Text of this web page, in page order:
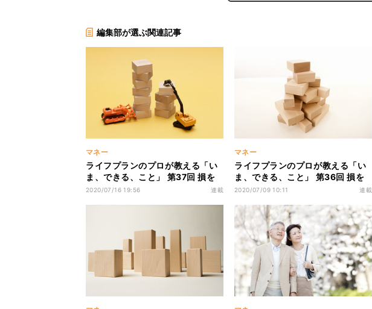
編集部が選ぶ関連記事
マネー
ライフプランのプロが教える「い
ま、できる、こと」 第37回 損を
しそうで怖いから投資に躊躇して
2020/07/16 19:56 連載
マネー
ライフプランのプロが教える「い
ま、できる、こと」 第36回 損を
しそうで怖いから投資に躊躇して
どうすればいいのか?
2020/07/09 10:11 連載